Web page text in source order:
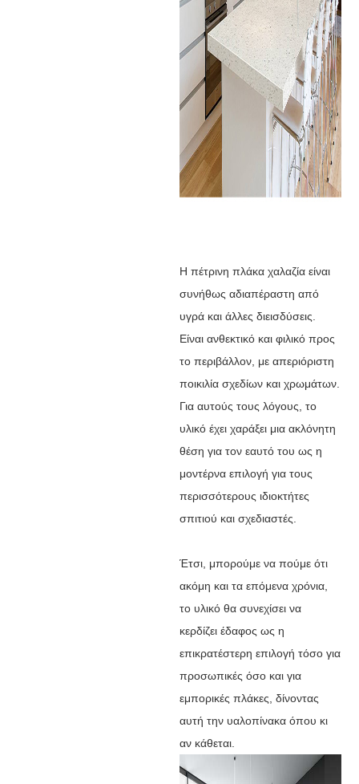
Η πέτρινη πλάκα χαλαζία είναι
συνήθως αδιαπέραστη από
υγρά και άλλες διεισδύσεις.
Είναι ανθεκτικό και φιλικό προς
το περιβάλλον, με απεριόριστη
ποικιλία σχεδίων και χρωμάτων.
Για αυτούς τους λόγους, το
υλικό έχει χαράξει μια ακλόνητη
θέση για τον εαυτό του ως η
μοντέρνα επιλογή για τους
περισσότερους ιδιοκτήτες
σπιτιού και σχεδιαστές.
Έτσι, μπορούμε να πούμε ότι
ακόμη και τα επόμενα χρόνια,
το υλικό θα συνεχίσει να
κερδίζει έδαφος ως η
επικρατέστερη επιλογή τόσο για
προσωπικές όσο και για
εμπορικές πλάκες, δίνοντας
αυτή την υαλοπίνακα όπου κι
αν κάθεται.